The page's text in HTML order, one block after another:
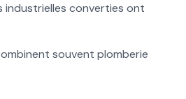
converties ont
souvent plomberie